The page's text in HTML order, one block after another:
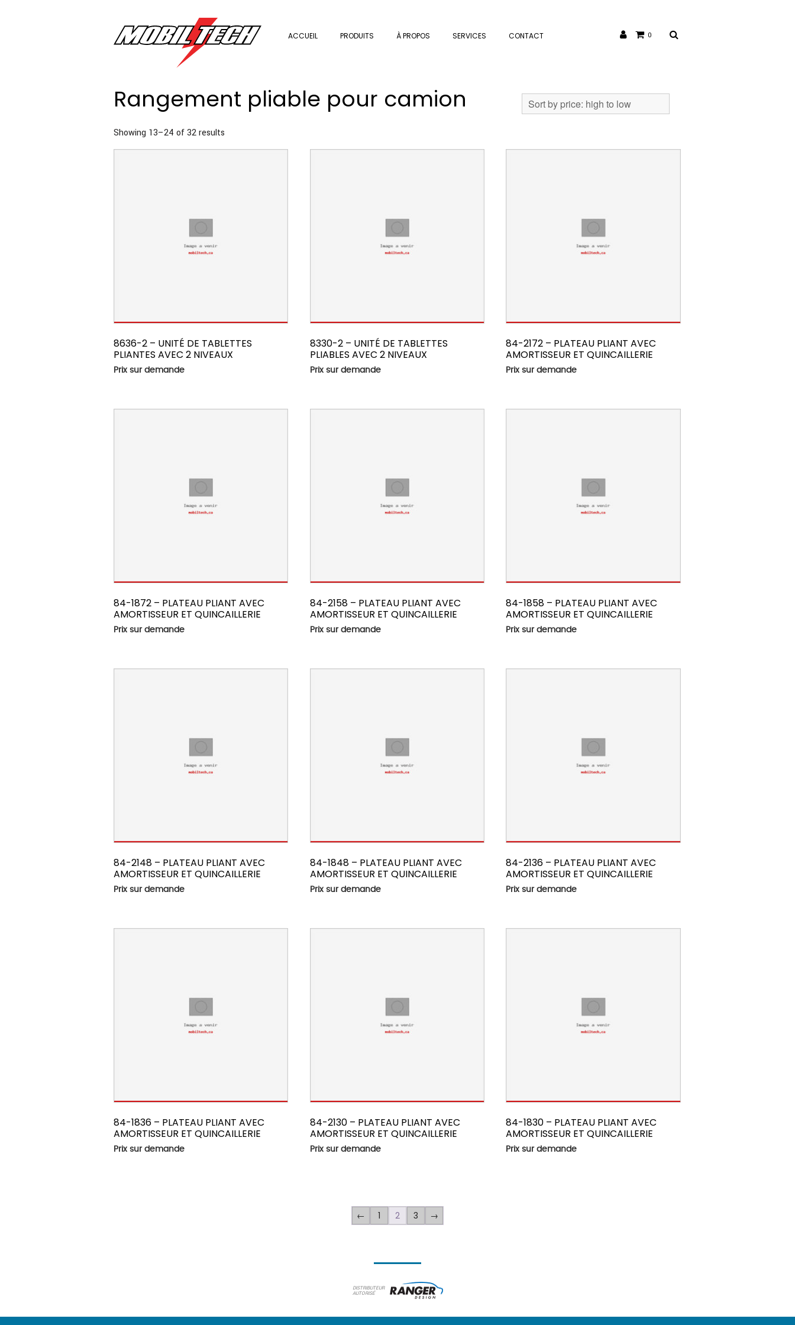
ACCUEIL PRODUITS À PROPOS SERVICES CONTACT 0
Rangement pliable pour camion
Showing 13–24 of 32 results
8636-2 – UNITÉ DE TABLETTES
PLIANTES AVEC 2 NIVEAUX
Prix sur demande
8330-2 – UNITÉ DE TABLETTES
PLIABLES AVEC 2 NIVEAUX
Prix sur demande
84-2172 – PLATEAU PLIANT AVEC
AMORTISSEUR ET QUINCAILLERIE
Prix sur demande
84-1872 – PLATEAU PLIANT AVEC
AMORTISSEUR ET QUINCAILLERIE
Prix sur demande
84-2158 – PLATEAU PLIANT AVEC
AMORTISSEUR ET QUINCAILLERIE
Prix sur demande
84-1858 – PLATEAU PLIANT AVEC
AMORTISSEUR ET QUINCAILLERIE
Prix sur demande
84-2148 – PLATEAU PLIANT AVEC
AMORTISSEUR ET QUINCAILLERIE
Prix sur demande
84-1848 – PLATEAU PLIANT AVEC
AMORTISSEUR ET QUINCAILLERIE
Prix sur demande
84-2136 – PLATEAU PLIANT AVEC
AMORTISSEUR ET QUINCAILLERIE
Prix sur demande
84-1836 – PLATEAU PLIANT AVEC
AMORTISSEUR ET QUINCAILLERIE
Prix sur demande
84-2130 – PLATEAU PLIANT AVEC
AMORTISSEUR ET QUINCAILLERIE
Prix sur demande
84-1830 – PLATEAU PLIANT AVEC
AMORTISSEUR ET QUINCAILLERIE
Prix sur demande
← 1 2 3 →
DISTRIBUTEUR
AUTORISÉ